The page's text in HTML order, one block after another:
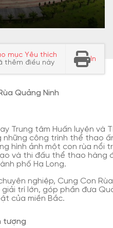
mục Yêu thích
thêm điều này
In
Quảng Ninh
Trung tâm Huấn luyện và
những công trình thể thao
hình ảnh một con rùa nổi
và thi đấu thể thao hàng
phố Hạ Long.
nghiệp, Cung Con
trí lớn, góp phần đưa
của miền Bắc.
tượng